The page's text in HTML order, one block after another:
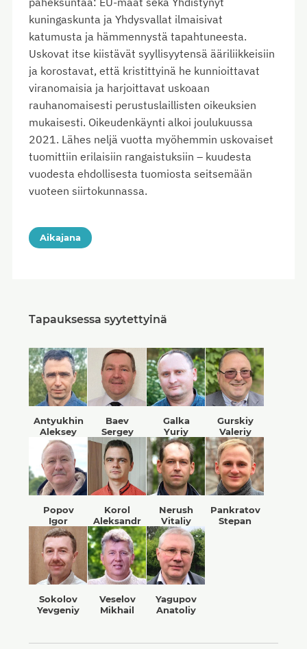
kuningaskunta ja Yhdysvallat ilmaisivat
katumusta ja hämmennystä tapahtuneesta.
Uskovat itse kiistävät syyllisyytensä ääriliikkeisiin
ja korostavat, että kristittyinä he kunnioittavat
viranomaisia ja harjoittavat uskoaan
rauhanomaisesti perustuslaillisten oikeuksien
mukaisesti. Oikeudenkäynti alkoi joulukuussa
2021. Lähes neljä vuotta myöhemmin uskovaiset
tuomittiin erilaisiin rangaistuksiin – kuudesta
vuodesta ehdollisesta tuomiosta seitsemään
vuoteen siirtokunnassa.
Aikajana
Tapauksessa syytettyinä
Antyukhin
Aleksey
Baev
Sergey
Galka
Yuriy
Gurskiy
Valeriy
Popov
Igor
Korol
Aleksandr
Nerush
Vitaliy
Pankratov
Stepan
Sokolov
Yevgeniy
Veselov
Mikhail
Yagupov
Anatoliy